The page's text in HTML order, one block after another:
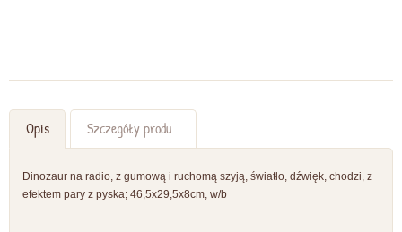
Opis Szczegóły produktu
Dinozaur na radio, z gumową i ruchomą szyją, światło, dźwięk, chodzi, z
efektem pary z pyska; 46,5x29,5x8cm, w/b